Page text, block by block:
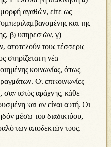
αγαθών, είτε ως
και της
β) υπηρεσιών, γ)
αποτελούν τους τέσσερις
στηρίζεται η νέα
κοινωνίας, όπως
Οι επικοινωνίες
σαν ιστός αράχνης, κάθε
και αν είναι αυτή. Οι
μέσω του διαδικτύου,
των αποδεκτών τους.